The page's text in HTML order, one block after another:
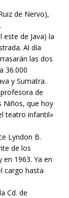
de Nervo),
este de Java) la
Al día
las dos
36.000
y Sumatra.
de
Niños, que hoy
teatro infantil»
Lyndon B.
de los
1963. Ya en
cargo hasta
Cd. de